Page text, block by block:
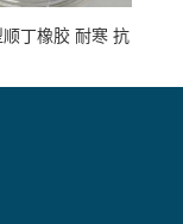
丁橡胶 耐寒 抗